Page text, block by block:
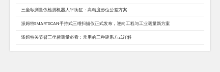
三坐标测量仪检测机器人平衡缸：高精度形位公差方案
派姆特SMARTSCAN手持式三维扫描仪正式发布，逆向工程与工业测量新方案
派姆特关节臂三坐标测量必看：常用的三种建系方式详解